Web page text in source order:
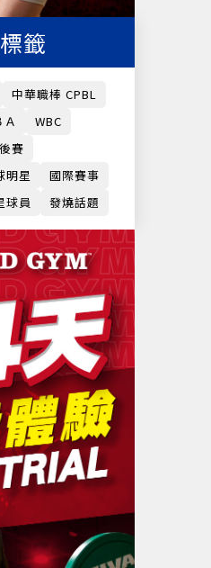
籤
中華職棒 CPBL
Ａ
WBC
賽
明星
國際賽事
球員 發燒話題